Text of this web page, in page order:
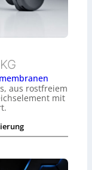
aus rostfreiem
mit